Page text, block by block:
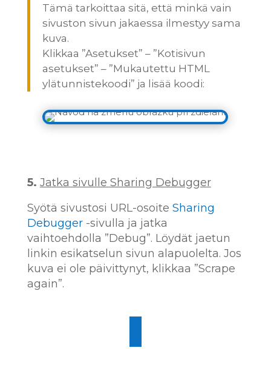
Tämä tarkoittaa sitä, että minkä vain
sivuston sivun jakaessa ilmestyy sama
kuva.
Klikkaa ”Asetukset” – ”Kotisivun
asetukset” – ”Mukautettu HTML
ylätunnistekoodi” ja lisää koodi:
5. Jatka sivulle Sharing Debugger
Syötä sivustosi URL-osoite Sharing
Debugger-sivulla ja jatka
vaihtoehdolla ”Debug”. Löydät jaetun
linkin esikatselun sivun alapuolelta. Jos
kuva ei ole päivittynyt, klikkaa ”Scrape
again”.